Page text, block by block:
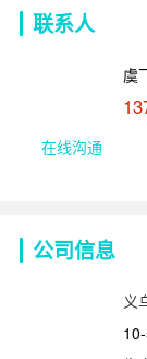
联系人
在线沟通
虞
公司信息
义